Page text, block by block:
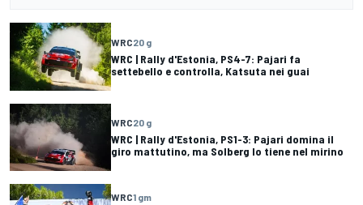
WRC20 g
WRC | Rally d'Estonia, PS4-7: Pajari fa
settebello e controlla, Katsuta nei guai
WRC20 g
WRC | Rally d'Estonia, PS1-3: Pajari domina il
giro mattutino, ma Solberg lo tiene nel mirino
WRC1 gm